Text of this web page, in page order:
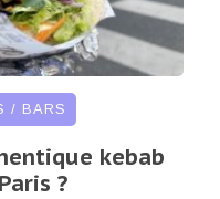
/ BARS
kebab
?